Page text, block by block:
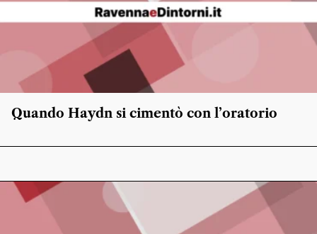
Quando Haydn si cimentò con l’oratorio